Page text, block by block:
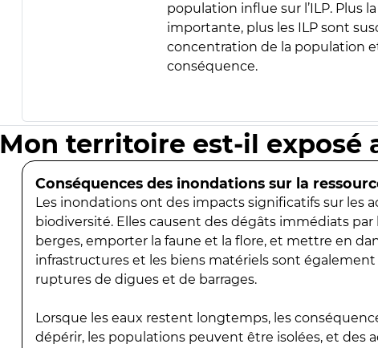
population influe sur l’ILP. Plus
importante, plus les ILP sont
concentration de la population
conséquence.
Mon territoire est-il exposé
Conséquences des inondations sur la
Les inondations ont des impacts significatifs sur les
biodiversité. Elles causent des dégâts immédiats
berges, emporter la faune et la flore, et mettre en
infrastructures et les biens matériels sont également
ruptures de digues et de barrages.
Lorsque les eaux restent longtemps, les
dépérir, les populations peuvent être isolées, et des